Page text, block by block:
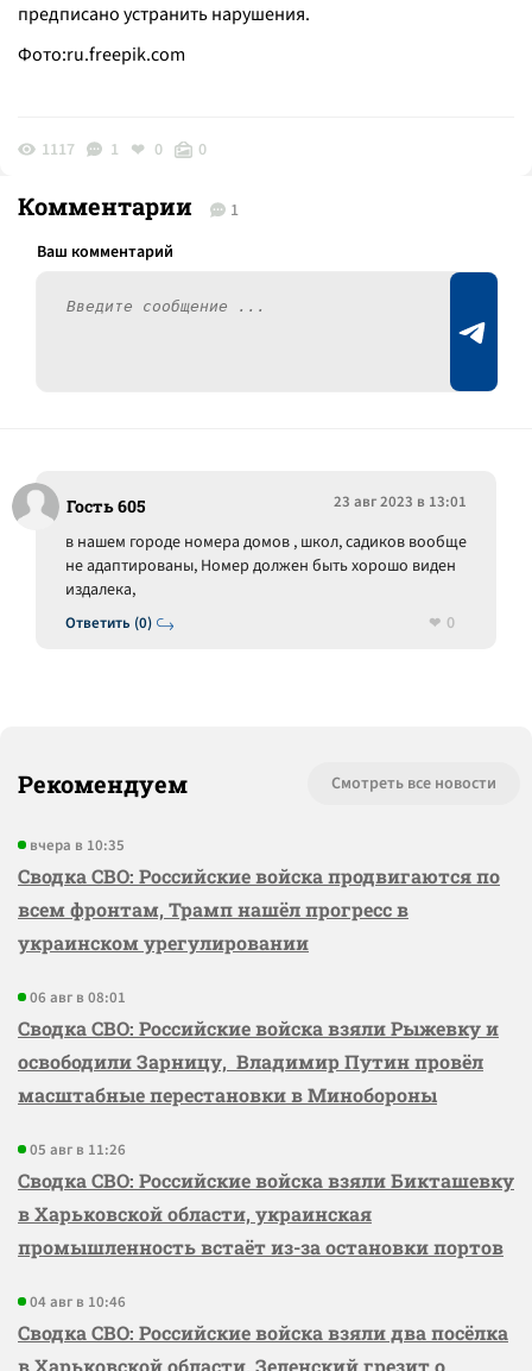
предписано устранить нарушения.
Фото:ru.freepik.com
1117 1 0 0
Комментарии 1
Гость 605 23 авг 2023 в 13:01
Ответить (0)
в нашем городе номера домов , школ, садиков вообще
не адаптированы, Номер должен быть хорошо виден
издалека,
0
Рекомендуем Смотреть все новости
вчера в 10:35
Сводка СВО: Российские войска продвигаются по
всем фронтам, Трамп нашёл прогресс в
украинском урегулировании
06 авг в 08:01
Сводка СВО: Российские войска взяли Рыжевку и
освободили Зарницу, Владимир Путин провёл
масштабные перестановки в Минобороны
05 авг в 11:26
Сводка СВО: Российские войска взяли Бикташевку
в Харьковской области, украинская
промышленность встаёт из-за остановки портов
04 авг в 10:46
Сводка СВО: Российские войска взяли два посёлка
в Харьковской области, Зеленский грезит о